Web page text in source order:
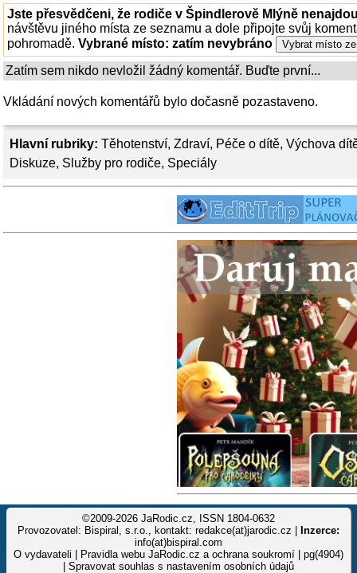
Hlavní rubriky: Těhotenství, Zdraví, Péče o dítě, Výchova
Diskuze, Služby pro rodiče, Speciály
Jste přesvědčeni, že rodiče v Špindlerově Mlýně
návštěvu jiného místa ze seznamu a dole připojte svůj
pohromadě. Vybrané místo: zatím nevybráno
Zatím sem nikdo nevložil žádný komentář. Buďte první...
Vkládání nových komentářů bylo dočasně pozastaveno.
©2009-2026 JaRodic.cz, ISSN 1804-0632
Provozovatel: Bispiral, s.r.o., kontakt: redakce(at)jarodic.cz |
Inzerce:
info(at)bispiral.com
O vydavateli
Pravidla webu JaRodic.cz a ochrana soukromí | pg(4904)
Spravovat souhlas s nastavením osobních údajů